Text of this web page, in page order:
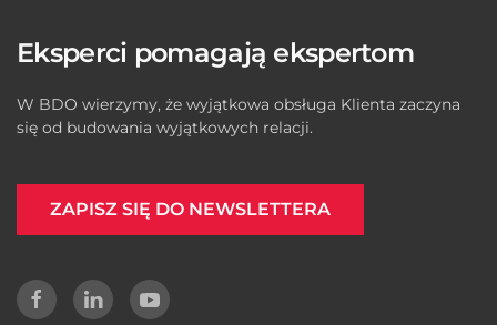
Eksperci pomagają ekspertom
W BDO wierzymy, że wyjątkowa obsługa Klienta zaczyna
się od budowania wyjątkowych relacji.
ZAPISZ SIĘ DO NEWSLETTERA